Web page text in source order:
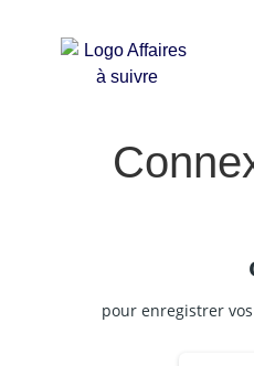
pour enregistrer